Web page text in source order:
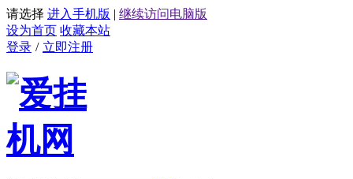
请选择 进入手机版 | 继续访问电脑版
设为首页 收藏本站
登录 / 立即注册